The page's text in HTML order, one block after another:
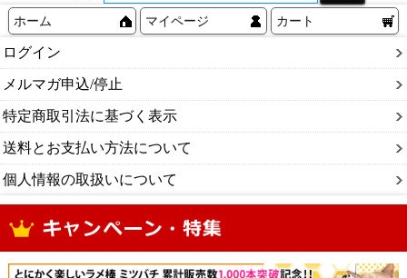
ホーム マイページ カート
ログイン
メルマガ申込/停止
特定商取引法に基づく表示
送料とお支払い方法について
個人情報の取扱いについて